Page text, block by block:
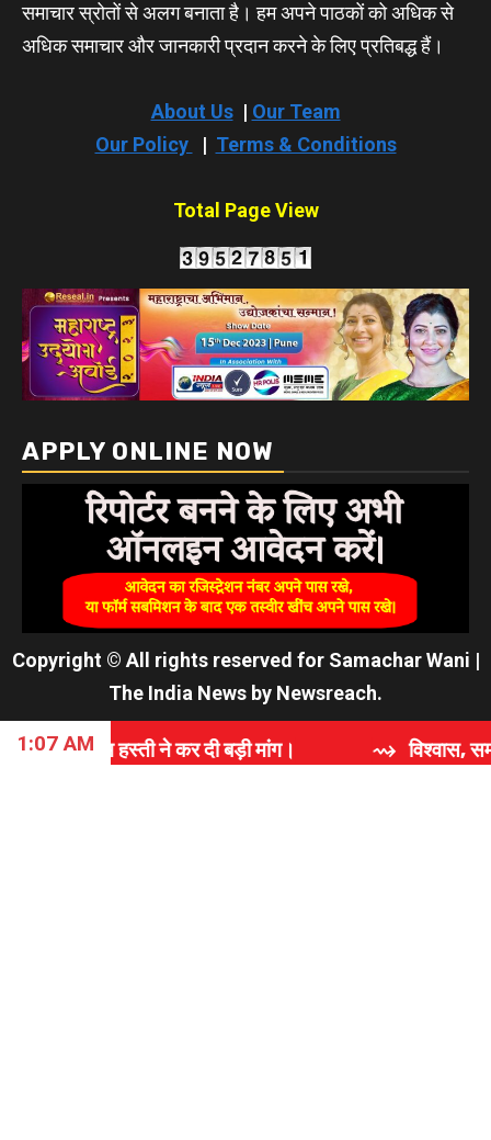
समाचार स्रोतों से अलग बनाता है। हम अपने पाठकों को अधिक से
अधिक समाचार और जानकारी प्रदान करने के लिए प्रतिबद्ध हैं।
About Us| Our Team
Our Policy
| Terms & Conditions
Total Page View
APPLY ONLINE NOW
Copyright © All rights reserved for Samachar Wani |
The India News by Newsreach.
1:07 AM
कर दी बड़ी मांग। ⇝ विश्वास, समर्पण और गुणवत्ता की